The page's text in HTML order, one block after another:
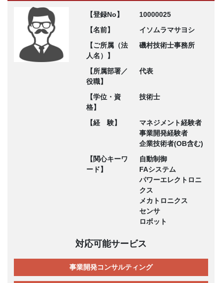
【登録No】
10000025
【名前】
イソムラマサヨシ
【ご所属（法
人名）】
磯村技術士事務所
【所属部署／
役職】
代表
【学位・資
格】
技術士
【経 験】
マネジメント経験者
事業開発経験者
企業技術者(OB含む)
【関心キーワ
ード】
自動制御
FAシステム
パワーエレクトロニ
クス
メカトロニクス
センサ
ロボット
対応可能サービス
事業開発コンサルティング